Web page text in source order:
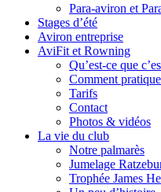
Para-aviron et
Stages d’été
Aviron entreprise
AviFit et Rowning
Qu’est-ce que
Comment
Tarifs
Contact
Photos & vidéos
La vie du club
Notre palmarès
Jumelage
Trophée James